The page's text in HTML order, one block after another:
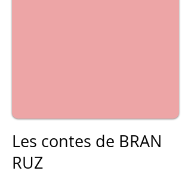
Les contes de BRAN
RUZ